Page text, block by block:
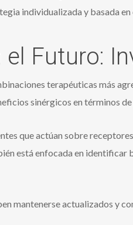
individualizada y basada
el Futuro:
terapéuticas más
sinérgicos en términos
que actúan sobre
está enfocada en
mantenerse actualizados y